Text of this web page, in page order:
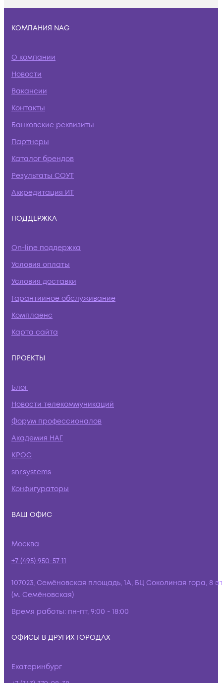
КОМПАНИЯ NAG
О компании
Новости
Вакансии
Контакты
Банковские реквизиты
Партнеры
Каталог брендов
Результаты СОУТ
Аккредитация ИТ
ПОДДЕРЖКА
On-line поддержка
Условия оплаты
Условия доставки
Гарантийное обслуживание
Комплаенс
Карта сайта
ПРОЕКТЫ
Блог
Новости телекоммуникаций
Форум профессионалов
Академия НАГ
КРОС
snr.systems
Конфигураторы
ВАШ ОФИС
Москва
+7 (495) 950-57-11
107023, Семёновская площадь, 1А, БЦ Соколиная гора, 8
(м. Семёновская)
Время работы: пн-пт, 9:00 - 18:00
ОФИСЫ В ДРУГИХ ГОРОДАХ
Екатеринбург